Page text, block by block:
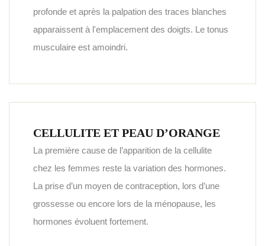
profonde et après la palpation des traces blanches
apparaissent à l'emplacement des doigts. Le tonus
musculaire est amoindri.
CELLULITE ET PEAU D’ORANGE
La première cause de l’apparition de la cellulite
chez les femmes reste la variation des hormones.
La prise d’un moyen de contraception, lors d’une
grossesse ou encore lors de la ménopause, les
hormones évoluent fortement.